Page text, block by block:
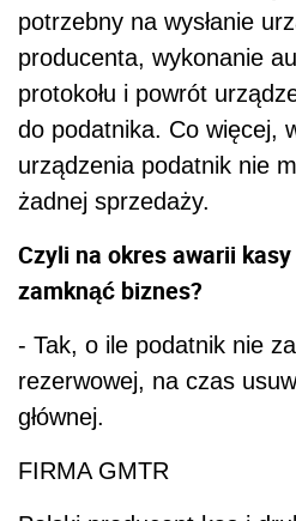
potrzebny na wysłanie
producenta, wykonanie
protokołu i powrót
do podatnika. Co więcej,
urządzenia podatnik nie
żadnej sprzedaży.
Czyli na okres awarii
zamknąć biznes?
- Tak, o ile podatnik nie
rezerwowej, na czas
głównej.
FIRMA GMTR